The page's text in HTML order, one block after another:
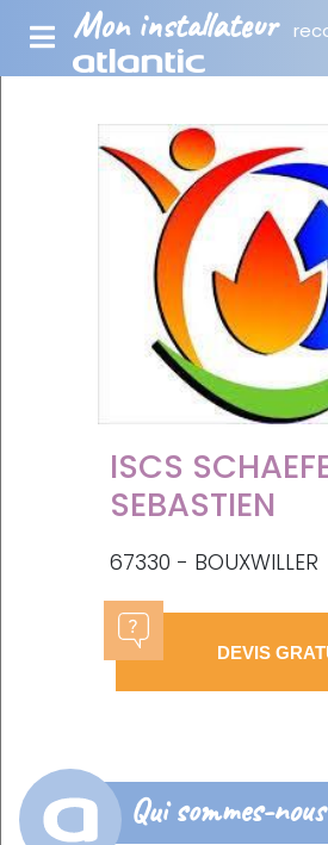
Mon installateur
ISCS
SEBASTIEN
67330 - BOUXWILLER
DEVIS
Qui sommes-